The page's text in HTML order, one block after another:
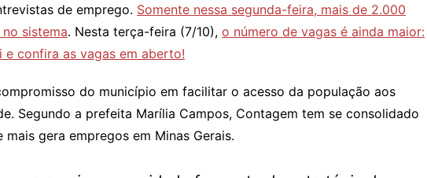
de emprego. Somente nessa segunda-feira, mais de 2.000
sistema. Nesta terça-feira (7/10), o número de vagas é ainda maior:
e confira as vagas em aberto!
do município em facilitar o acesso da população aos
Segundo a prefeita Marília Campos, Contagem tem se consolidado
gera empregos em Minas Gerais.